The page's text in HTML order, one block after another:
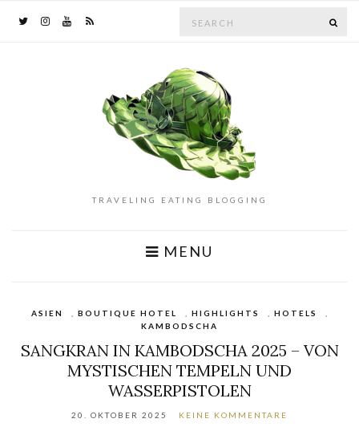
for:
TRAVELING EATING BLOGGING
MENU
ASIEN BOUTIQUE HOTEL HIGHLIGHTS HOTELS
KAMBODSCHA
SANGKRAN IN KAMBODSCHA 2025 – VON
MYSTISCHEN TEMPELN UND
WASSERPISTOLEN
20. OKTOBER 2025 KEINE KOMMENTARE